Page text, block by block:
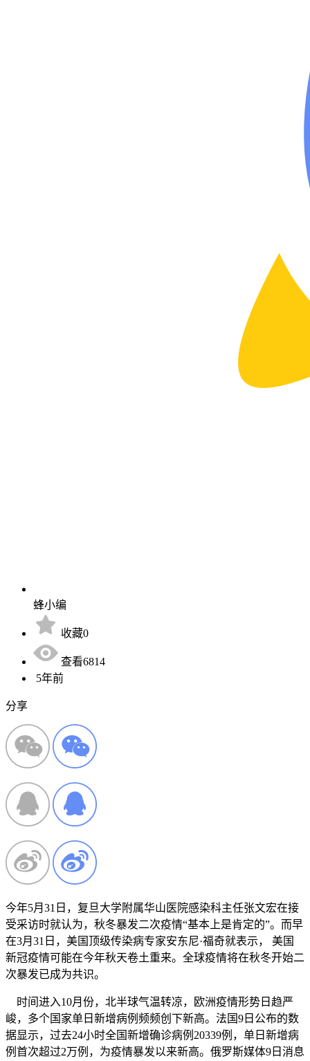
蜂小编
收藏0
查看6814
5年前
分享
今年5月31日，复旦大学附属华山医院感染科主任张文宏在接
受采访时就认为，秋冬暴发二次疫情“基本上是肯定的”。而早
在3月31日，美国顶级传染病专家安东尼·福奇就表示， 美国
新冠疫情可能在今年秋天卷土重来。全球疫情将在秋冬开始二
次暴发已成为共识。
时间进入10月份，北半球气温转凉，欧洲疫情形势日趋严
峻，多个国家单日新增病例频频创下新高。法国9日公布的数
据显示，过去24小时全国新增确诊病例20339例，单日新增病
例首次超过2万例，为疫情暴发以来新高。俄罗斯媒体9日消息